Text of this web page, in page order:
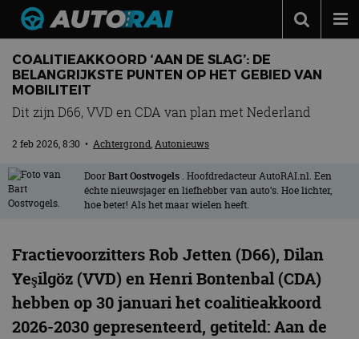
Autonieuws
Podcast
Autotests
Automerken
Adverteren
Contact
COALITIEAKKOORD ‘AAN DE SLAG’: DE
BELANGRIJKSTE PUNTEN OP HET GEBIED VAN
MOBILITEIT
Dit zijn D66, VVD en CDA van plan met Nederland
2 feb 2026, 8:30 • Achtergrond,Autonieuws
DoorBart Oostvogels . Hoofdredacteur AutoRAI.nl. Een
échte nieuwsjager en liefhebber van auto’s. Hoe lichter,
hoe beter! Als het maar wielen heeft.
Fractievoorzitters Rob Jetten (D66), Dilan
Yeşilgöz (VVD) en Henri Bontenbal (CDA)
hebben op 30 januari het coalitieakkoord
2026-2030 gepresenteerd, getiteld: Aan de